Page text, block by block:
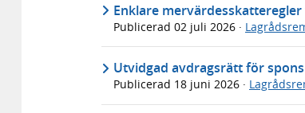
Enklare
Publicerad 02 juli 2026 ·
Utvidgad avdragsrätt för
Publicerad 18 juni 2026 ·